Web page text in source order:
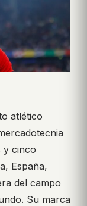
atlético
y cinco
España,
del campo
Su marca